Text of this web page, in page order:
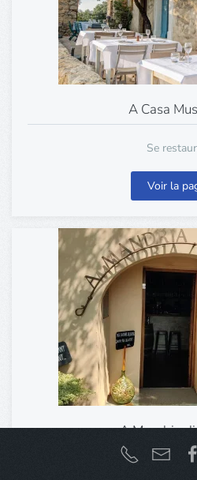
A Casa
Se
Voir la
A Mandria